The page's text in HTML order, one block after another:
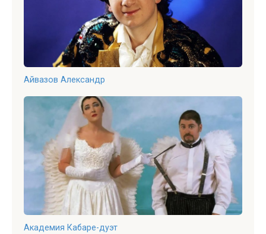
Айвазов Александр
Академия Кабаре-дуэт